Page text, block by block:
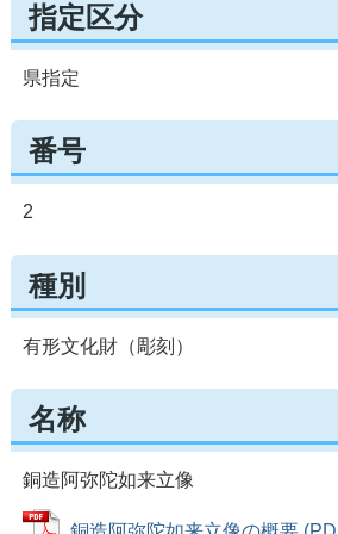
指定区分
県指定
番号
2
種別
有形文化財（彫刻）
名称
銅造阿弥陀如来立像